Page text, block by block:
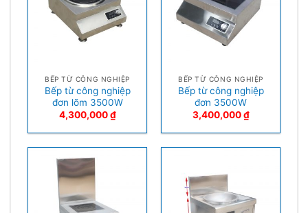
BẾP TỪ CÔNG NGHIỆP
Bếp từ công nghiệp
đơn lõm 3500W
4,300,000₫
BẾP TỪ CÔNG NGHIỆP
Bếp từ công nghiệp
đơn 3500W
3,400,000₫